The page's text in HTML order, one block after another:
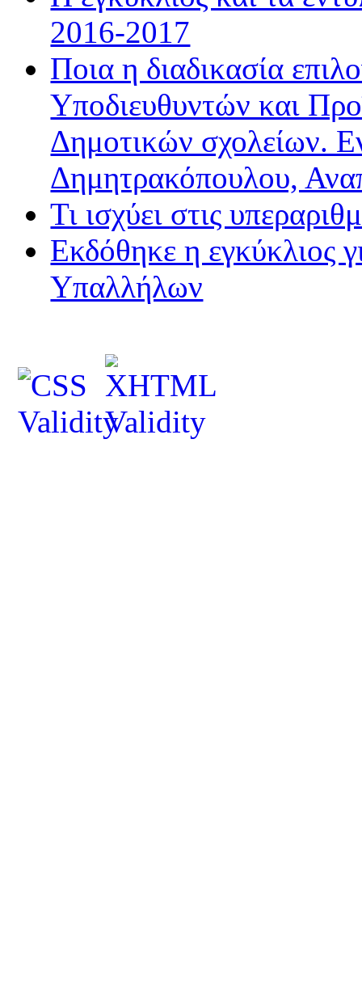
2016-2017
Ποια η διαδικασία
Υποδιευθυντών και
Δημοτικών σχολείων.
Δημητρακόπουλου,
Τι ισχύει στις
Εκδόθηκε η εγκύκλιος
Υπαλλήλων